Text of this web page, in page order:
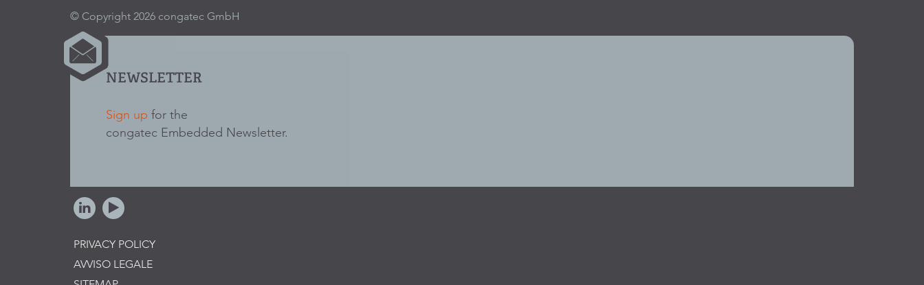
© Copyright 2026 congatec GmbH
NEWSLETTER
Sign up for the
congatec Embedded Newsletter.
PRIVACY POLICY
AVVISO LEGALE